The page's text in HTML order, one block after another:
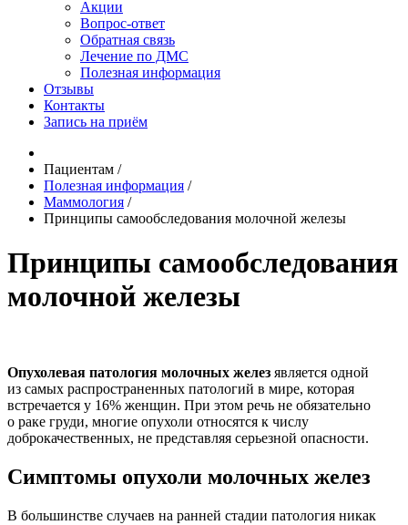
Акции
Вопрос-ответ
Обратная связь
Лечение по ДМС
Полезная информация
Отзывы
Контакты
Запись на приём
Пациентам /
Полезная информация /
Маммология /
Принципы самообследования молочной железы
Принципы самообследования
молочной железы
Опухолевая патология молочных желез является одной
из самых распространенных патологий в мире, которая
встречается у 16% женщин. При этом речь не обязательно
о раке груди, многие опухоли относятся к числу
доброкачественных, не представляя серьезной опасности.
Симптомы опухоли молочных желез
В большинстве случаев на ранней стадии патология никак